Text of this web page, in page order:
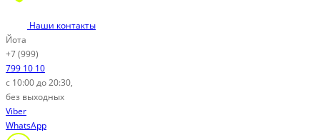
Наши контакты
Йота
+7 (999)
799 10 10
с 10:00 до 20:30,
без выходных
Viber
WhatsApp